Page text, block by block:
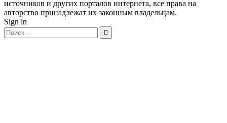
источников и других порталов интернета, все права на
авторство принадлежат их законным владельцам.
Sign in